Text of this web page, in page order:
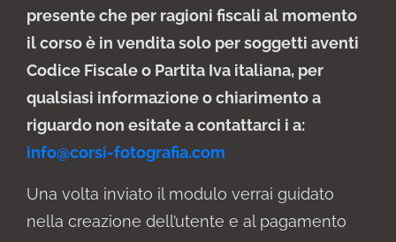
presente che per ragioni fiscali al momento
il corso è in vendita solo per soggetti aventi
Codice Fiscale o Partita Iva italiana, per
qualsiasi informazione o chiarimento a
riguardo non esitate a contattarci i a:
info@corsi-fotografia.com
Una volta inviato il modulo verrai guidato
nella creazione dell’utente e al pagamento